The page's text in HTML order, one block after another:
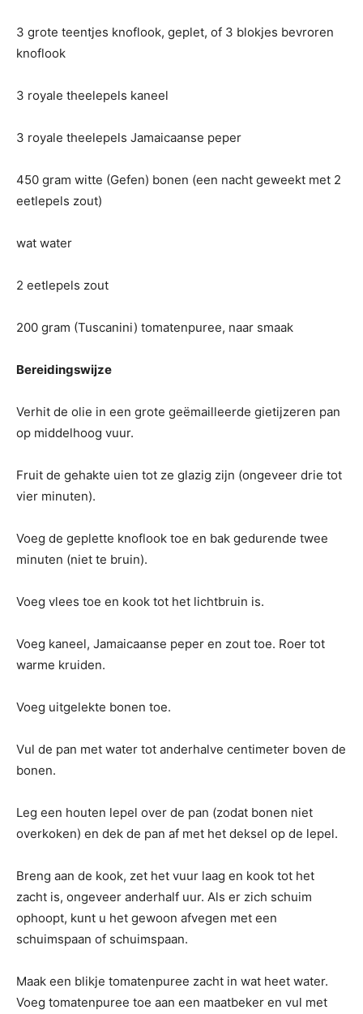
3 grote teentjes knoflook, geplet, of 3 blokjes bevroren
knoflook
3 royale theelepels kaneel
3 royale theelepels Jamaicaanse peper
450 gram witte (Gefen) bonen (een nacht geweekt met 2
eetlepels zout)
wat water
2 eetlepels zout
200 gram (Tuscanini) tomatenpuree, naar smaak
Bereidingswijze
Verhit de olie in een grote geëmailleerde gietijzeren pan
op middelhoog vuur.
Fruit de gehakte uien tot ze glazig zijn (ongeveer drie tot
vier minuten).
Voeg de geplette knoflook toe en bak gedurende twee
minuten (niet te bruin).
Voeg vlees toe en kook tot het lichtbruin is.
Voeg kaneel, Jamaicaanse peper en zout toe. Roer tot
warme kruiden.
Voeg uitgelekte bonen toe.
Vul de pan met water tot anderhalve centimeter boven de
bonen.
Leg een houten lepel over de pan (zodat bonen niet
overkoken) en dek de pan af met het deksel op de lepel.
Breng aan de kook, zet het vuur laag en kook tot het
zacht is, ongeveer anderhalf uur. Als er zich schuim
ophoopt, kunt u het gewoon afvegen met een
schuimspaan of schuimspaan.
Maak een blikje tomatenpuree zacht in wat heet water.
Voeg tomatenpuree toe aan een maatbeker en vul met